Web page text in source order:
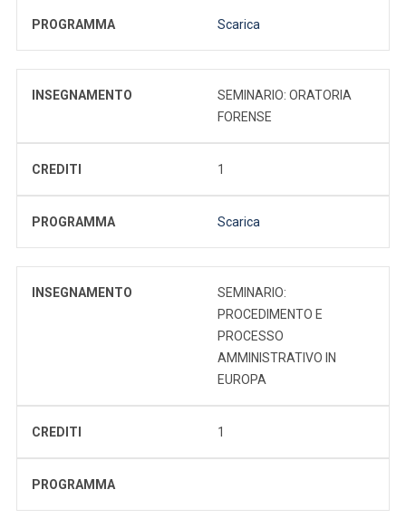
PROGRAMMA Scarica
INSEGNAMENTO
SEMINARIO: ORATORIA
FORENSE
CREDITI 1
PROGRAMMA Scarica
INSEGNAMENTO
SEMINARIO:
PROCEDIMENTO E
PROCESSO
AMMINISTRATIVO IN
EUROPA
CREDITI 1
PROGRAMMA